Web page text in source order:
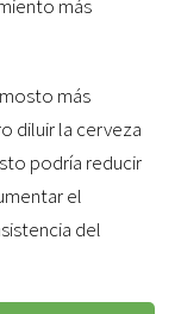
más
más
diluir la cerveza
podría reducir
el
del